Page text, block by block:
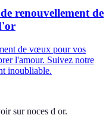
renouvellement de
de vœux pour vos
l'amour. Suivez notre
inoubliable.
sur noces d or.